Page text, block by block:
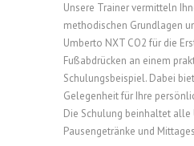
Unsere Trainer vermitteln
methodischen Grundlagen
Umberto NXT CO2 für die
Fußabdrücken an einem
Schulungsbeispiel. Dabei
Gelegenheit für Ihre
Die Schulung beinhaltet alle
Pausengetränke und